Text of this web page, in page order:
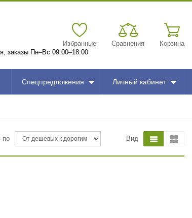
заказы Пн–Вс 09:00–18:00
Избранные Сравнения Корзина
Спецпредложения Личный кабинет
по Вид